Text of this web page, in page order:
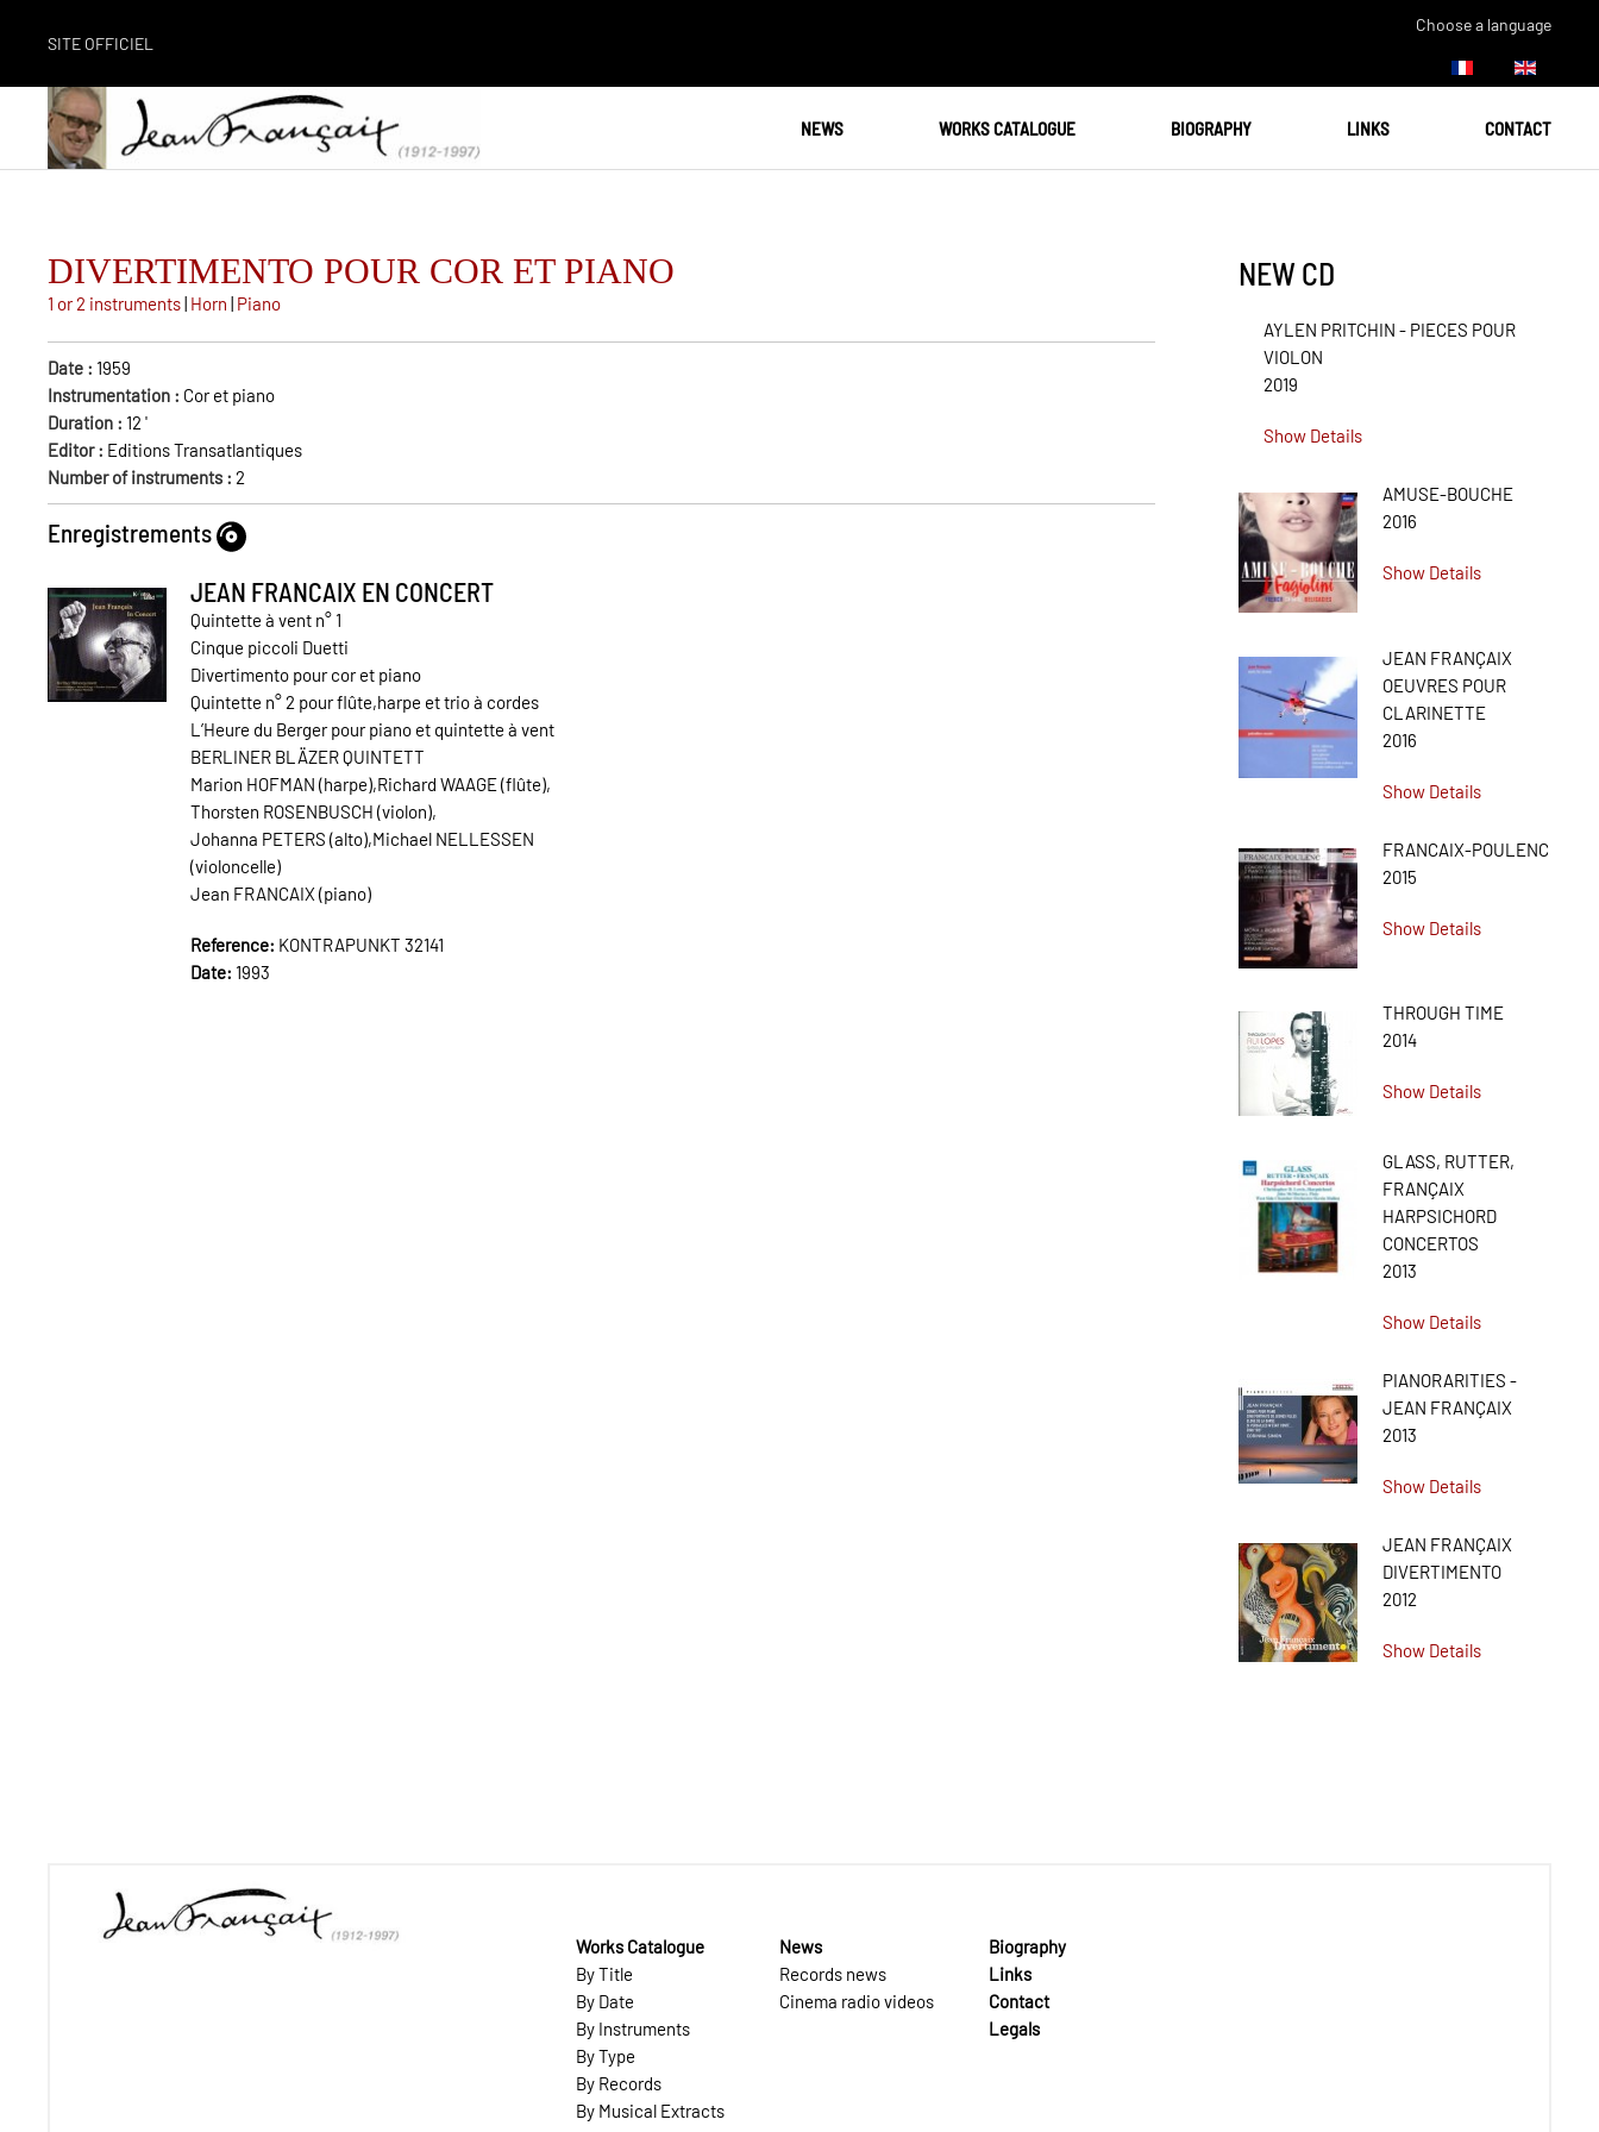
SITE OFFICIEL
Choose a language
NEWS WORKS CATALOGUE BIOGRAPHY LINKS CONTACT
DIVERTIMENTO POUR COR ET PIANO
1 or 2 instruments| Horn | Piano
Date : 1959
Instrumentation : Cor et piano
Duration : 12 '
Editor : Editions Transatlantiques
Number of instruments : 2
Enregistrements
JEAN FRANCAIX EN CONCERT
Quintette à vent n° 1
Cinque piccoli Duetti
Divertimento pour cor et piano
Quintette n° 2 pour flûte,harpe et trio à cordes
L’Heure du Berger pour piano et quintette à vent
BERLINER BLÄZER QUINTETT
Marion HOFMAN (harpe),Richard WAAGE (flûte),
Thorsten ROSENBUSCH (violon),
Johanna PETERS (alto),Michael NELLESSEN
(violoncelle)
Jean FRANCAIX (piano)
Reference: KONTRAPUNKT 32141
Date: 1993
NEW CD
AYLEN PRITCHIN - PIECES POUR
VIOLON
2019
Show Details
AMUSE-BOUCHE
2016
Show Details
JEAN FRANÇAIX
OEUVRES POUR
CLARINETTE
2016
Show Details
FRANCAIX-POULENC
2015
Show Details
THROUGH TIME
2014
Show Details
GLASS, RUTTER,
FRANÇAIX
HARPSICHORD
CONCERTOS
2013
Show Details
PIANORARITIES -
JEAN FRANÇAIX
2013
Show Details
JEAN FRANÇAIX
DIVERTIMENTO
2012
Show Details
Works Catalogue
By Title
By Date
By Instruments
By Type
By Records
By Musical Extracts
News
Records news
Cinema radio videos
Biography
Links
Contact
Legals